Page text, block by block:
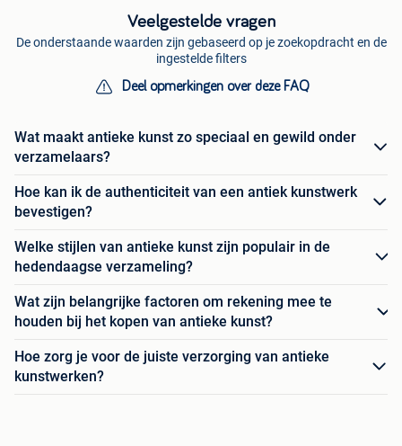
Veelgestelde vragen
De onderstaande waarden zijn gebaseerd op je zoekopdracht en de
ingestelde filters
Deel opmerkingen over deze FAQ
Wat maakt antieke kunst zo speciaal en gewild onder
verzamelaars?
Hoe kan ik de authenticiteit van een antiek kunstwerk
bevestigen?
Welke stijlen van antieke kunst zijn populair in de
hedendaagse verzameling?
Wat zijn belangrijke factoren om rekening mee te
houden bij het kopen van antieke kunst?
Hoe zorg je voor de juiste verzorging van antieke
kunstwerken?